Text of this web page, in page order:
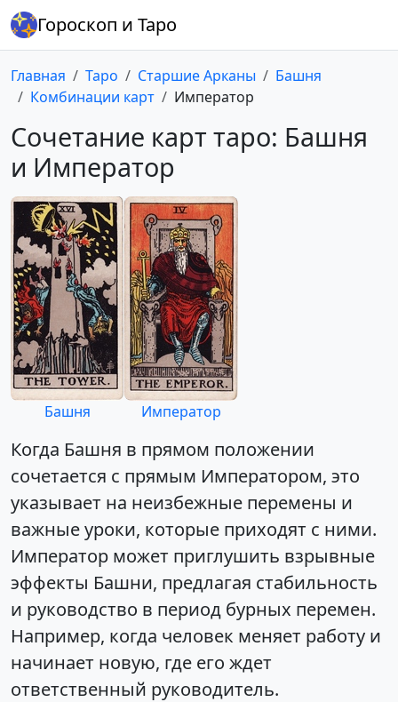
Гороскоп и Таро
Главная Таро Старшие Арканы
Башня
Комбинации карт
Император
Сочетание карт таро: Башня
и Император
Башня Император
Когда Башня в прямом положении
сочетается с прямым Императором, это
указывает на неизбежные перемены и
важные уроки, которые приходят с ними.
Император может приглушить взрывные
эффекты Башни, предлагая стабильность
и руководство в период бурных перемен.
Например, когда человек меняет работу и
начинает новую, где его ждет
ответственный руководитель.